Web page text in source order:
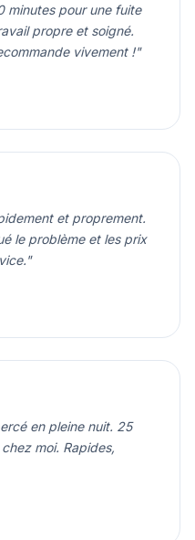
minutes pour une fuite
propre et soigné.
vivement !"
et proprement.
le problème et les prix
en pleine nuit. 25
moi. Rapides,